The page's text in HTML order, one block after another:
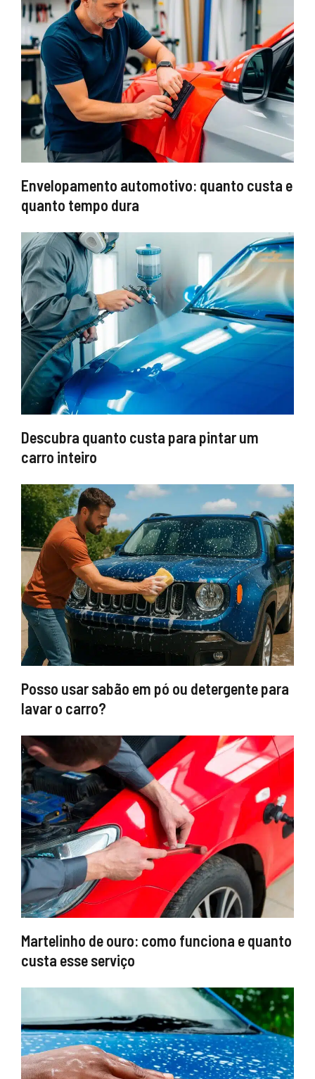
Envelopamento automotivo: quanto custa e
quanto tempo dura
Descubra quanto custa para pintar um
carro inteiro
Posso usar sabão em pó ou detergente para
lavar o carro?
Martelinho de ouro: como funciona e quanto
custa esse serviço